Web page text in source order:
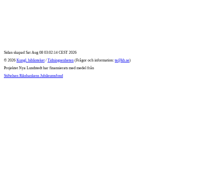
Sidan skapad Sat Aug 08 03:02:14 CEST 2026
© 2026 Kungl. biblioteket / Tidningsenheten (Frågor och information: te@kb.se)
Projektet Nya Lundstedt har finansierats med medel från
Stiftelsen Riksbankens Jubileumsfond